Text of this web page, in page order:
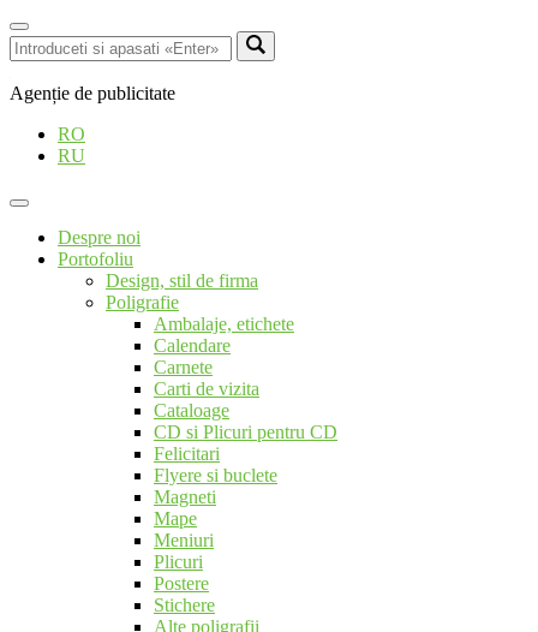
Agenție de publicitate
RO
RU
Despre noi
Portofoliu
Design, stil de firma
Poligrafie
Ambalaje, etichete
Calendare
Carnete
Carti de vizita
Cataloage
CD si Plicuri pentru CD
Felicitari
Flyere si buclete
Magneti
Mape
Meniuri
Plicuri
Postere
Stichere
Alte poligrafii